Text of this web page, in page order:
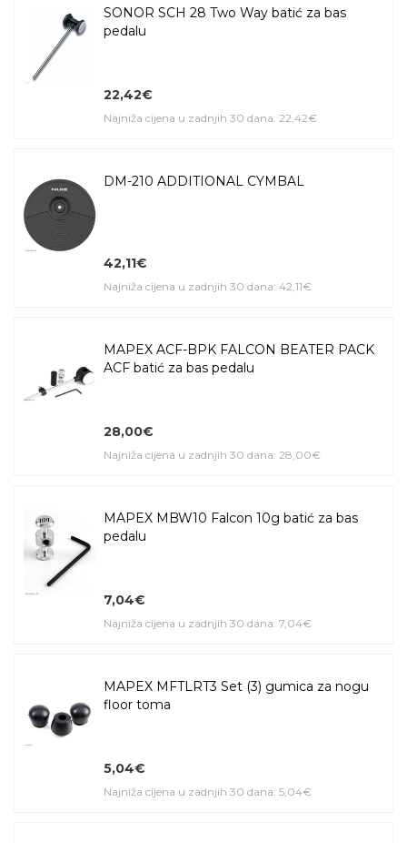
SONOR SCH 28 Two Way batić za bas
pedalu
22,42€
Najniža cijena u zadnjih 30 dana: 22,42€
DM-210 ADDITIONAL CYMBAL
42,11€
Najniža cijena u zadnjih 30 dana: 42,11€
MAPEX ACF-BPK FALCON BEATER PACK
ACF batić za bas pedalu
28,00€
Najniža cijena u zadnjih 30 dana: 28,00€
MAPEX MBW10 Falcon 10g batić za bas
pedalu
7,04€
Najniža cijena u zadnjih 30 dana: 7,04€
MAPEX MFTLRT3 Set (3) gumica za nogu
floor toma
5,04€
Najniža cijena u zadnjih 30 dana: 5,04€